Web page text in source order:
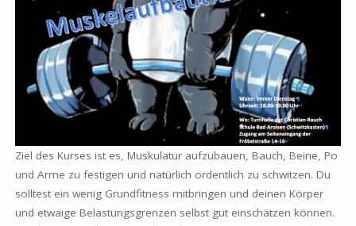
Ziel des Kurses ist es, Muskulatur aufzubauen, Bauch, Beine, Po
und Arme zu festigen und natürlich ordentlich zu schwitzen. Du
solltest ein wenig Grundfitness mitbringen und deinen Körper
und etwaige Belastungsgrenzen selbst gut einschätzen können.